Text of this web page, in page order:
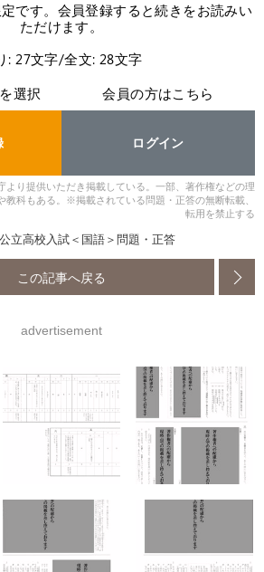
です。会員登録すると続きをお読みい
ただけます。
: 27文字/全文: 28文字
選択
会員の方はこちら
ログイン
より提供いただき掲載している。一部、著作権などの理
教科もある。※掲載されている問題・正答の無断転載、
転用を禁止する
立高校入試＜国語＞問題・正答
この記事へ戻る
advertisement